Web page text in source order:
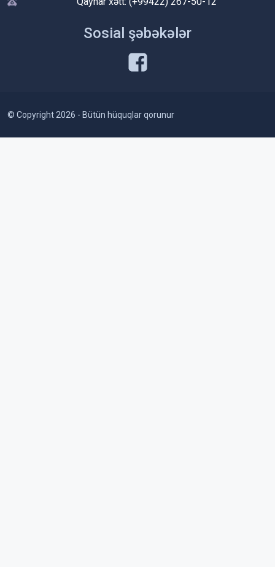
Sosial şəbəkələr
© Copyright 2026 - Bütün hüquqlar qorunur